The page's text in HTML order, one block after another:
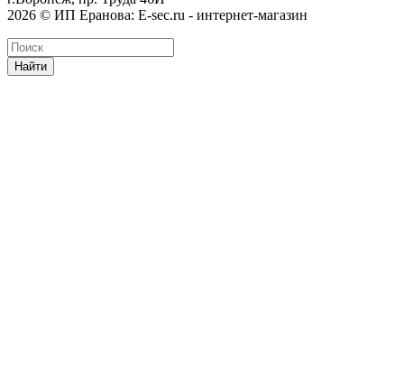
2026 © ИП Еранова: E-sec.ru - интернет-магазин
Найти